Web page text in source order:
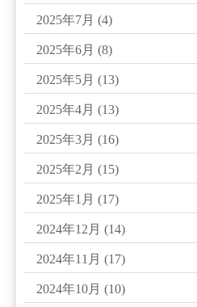
2025年7月 (4)
2025年6月 (8)
2025年5月 (13)
2025年4月 (13)
2025年3月 (16)
2025年2月 (15)
2025年1月 (17)
2024年12月 (14)
2024年11月 (17)
2024年10月 (10)